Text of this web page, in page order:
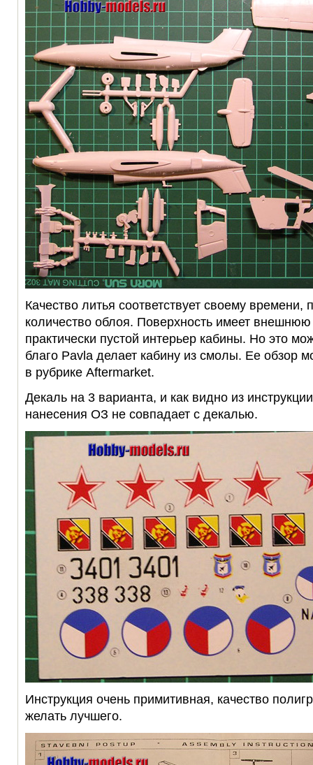
Качество литья соответствует своему времени,
количество облоя. Поверхность имеет
практически пустой интерьер кабины. Но это
благо Pavla делает кабину из смолы. Ее обзор
в рубрике Aftermarket.
Декаль на 3 варианта, и как видно из
нанесения ОЗ не совпадает с декалью.
Инструкция очень примитивная, качество
желать лучшего.